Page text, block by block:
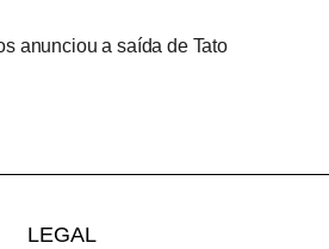
anunciou a saída de Tato
LEGAL